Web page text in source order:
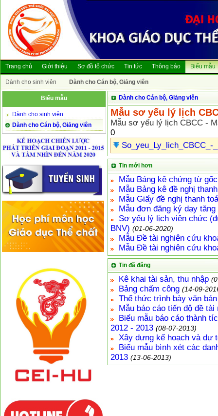
Trang chủ Giới thiệu Sơ đồ tổ chức Tin tức Thông báo Biểu mẫu
Dành cho sinh viên Dành cho Cán bộ, Giảng viên
Biểu mẫu
Dành cho sinh viên
Dành cho Cán bộ, Giảng viên
Dành cho Cán bộ, Giảng viên
Mẫu sơ yếu lý lịch
Mẫu sơ yếu lý lịch CBCC -
0
So_yeu_Ly_lich_CBCC_-
Tin mới hơn
Mẫu Bảng kê chứng từ
Mẫu Bảng kê đề nghị
Mẫu Giấy đề nghị thanh
Mẫu đơn đăng ký dạy tăng
Sơ yếu lý lịch viên chức
BNV) (01-06-2020)
Mẫu Đề tài nghiên cứu
Mẫu Đề tài nghiên cứu
Tin đã đăng
Kê khai tài sản, thu nhập
Bảng chấm công (14-09-
Thể thức trình bày văn bản
Mẫu báo cáo tiến độ đề tài
Biểu mẫu báo cáo thành
2012 - 2013 (08-07-2013)
Xây dựng kế hoạch và dự
Biểu mẫu bình xét các
2013 (13-06-2013)